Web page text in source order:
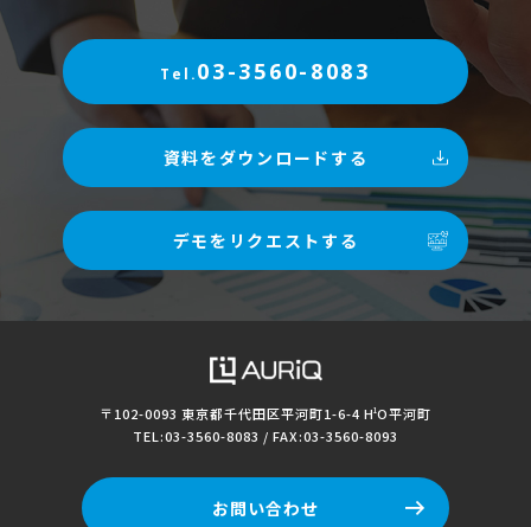
Tel.03-3560-8083
資料をダウンロードする
デモをリクエストする
〒102-0093 東京都千代田区平河町1-6-4H1O平河町
TEL:03-3560-8083 / FAX:03-3560-8093
お問い合わせ